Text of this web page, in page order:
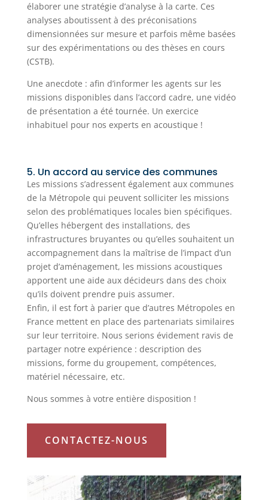
élaborer une stratégie d’analyse à la carte. Ces
analyses aboutissent à des préconisations
dimensionnées sur mesure et parfois même basées
sur des expérimentations ou des thèses en cours
(CSTB).
Une anecdote : afin d’informer les agents sur les
missions disponibles dans l’accord cadre, une vidéo
de présentation a été tournée. Un exercice
inhabituel pour nos experts en acoustique !
5. Un accord au service des communes
Les missions s’adressent également aux communes
de la Métropole qui peuvent solliciter les missions
selon des problématiques locales bien spécifiques.
Qu’elles hébergent des installations, des
infrastructures bruyantes ou qu’elles souhaitent un
accompagnement dans la maîtrise de l’impact d’un
projet d’aménagement, les missions acoustiques
apportent une aide aux décideurs dans des choix
qu’ils doivent prendre puis assumer.
Enfin, il est fort à parier que d’autres Métropoles en
France mettent en place des partenariats similaires
sur leur territoire. Nous serions évidement ravis de
partager notre expérience : description des
missions, forme du groupement, compétences,
matériel nécessaire, etc.
Nous sommes à votre entière disposition !
CONTACTEZ-NOUS